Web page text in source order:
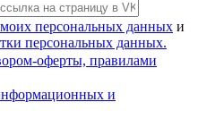
моих персональных данных и
персональных данных.
оферты, правилами
и